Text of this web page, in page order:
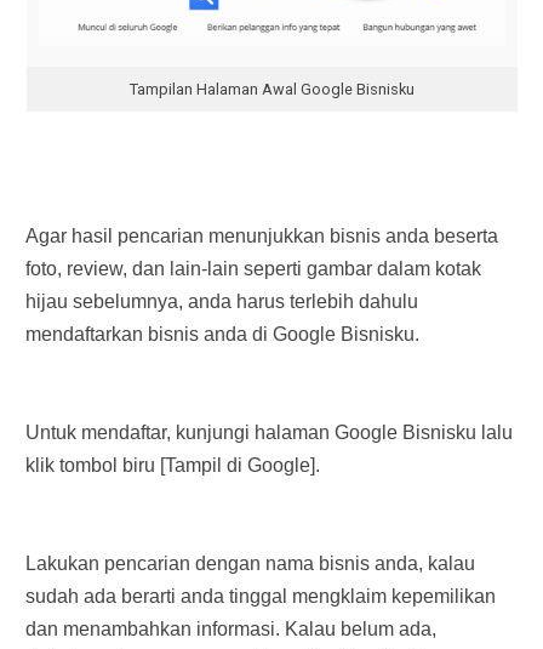
Tampilan Halaman Awal Google Bisnisku
Agar hasil pencarian menunjukkan bisnis anda beserta
foto, review, dan lain-lain seperti gambar dalam kotak
hijau sebelumnya, anda harus terlebih dahulu
mendaftarkan bisnis anda di Google Bisnisku.
Untuk mendaftar, kunjungi halaman Google Bisnisku lalu
klik tombol biru [Tampil di Google].
Lakukan pencarian dengan nama bisnis anda, kalau
sudah ada berarti anda tinggal mengklaim kepemilikan
dan menambahkan informasi. Kalau belum ada,